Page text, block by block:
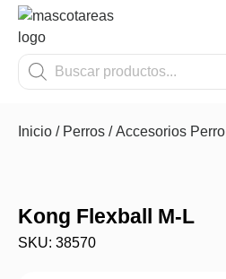
Inicio / Perros /Accesorios Perro
Kong Flexball M-L
SKU: 38570